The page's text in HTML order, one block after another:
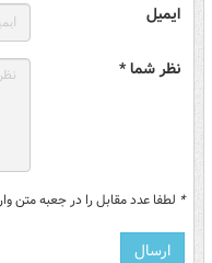
ایمیل
نظر شما *
* لطفا عدد مقابل را در جعبه متن